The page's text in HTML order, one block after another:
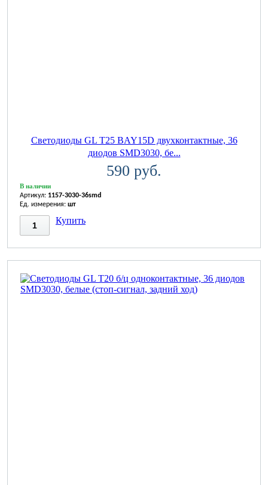
Светодиоды GL T25 BAY15D двухконтактные, 36
диодов SMD3030, бе...
590 руб.
В наличии
Артикул: 1157-3030-36smd
Ед. измерения: шт
Купить